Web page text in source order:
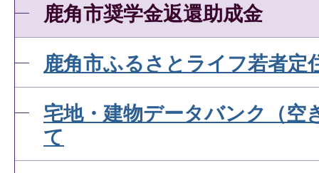
鹿角市奨学金返還助成金
鹿角市ふるさとライフ若者定
宅地・建物データバンク（空
て